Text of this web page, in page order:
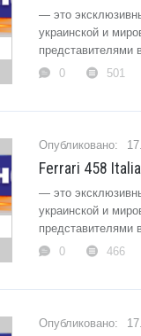
— это
украинской и
представителями
0
501
Ferrari 458
— это
украинской и
представителями
0
466